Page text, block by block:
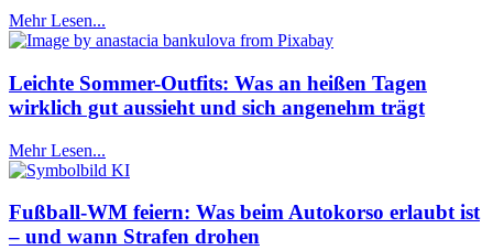
Mehr Lesen...
Leichte Sommer-Outfits: Was an heißen Tagen
wirklich gut aussieht und sich angenehm trägt
Mehr Lesen...
Fußball-WM feiern: Was beim Autokorso erlaubt ist
– und wann Strafen drohen